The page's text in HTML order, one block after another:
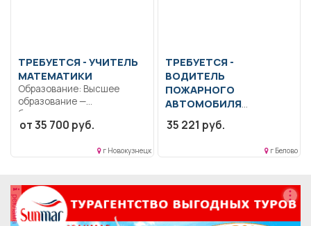
ТРЕБУЕТСЯ - УЧИТЕЛЬ
МАТЕМАТИКИ
Образование: Высшее
образование —
бакалавриат..
Формирование
от 35 700 руб.
г Новокузнецк
ТРЕБУЕТСЯ -
ВОДИТЕЛЬ
ПОЖАРНОГО
АВТОМОБИЛЯ
профессиональное
соответствии с
35 221 руб.
г Белово
реклама